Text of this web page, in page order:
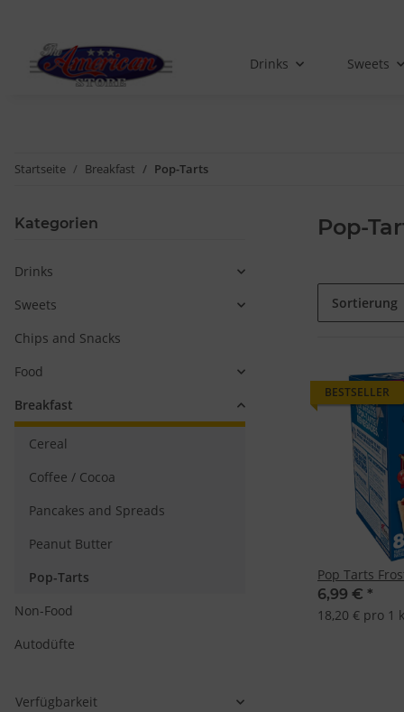
Drinks Sweets
Startseite Breakfast Pop-Tarts
Pop-
Sortierung
BESTSELLER
Pop Tarts
6,99 € *
18,20 € pro 1
Kategorien
Drinks
Sweets
Chips and Snacks
Food
Breakfast
Cereal
Coffee / Cocoa
Pancakes and Spreads
Peanut Butter
Pop-Tarts
Non-Food
Autodüfte
Verfügbarkeit